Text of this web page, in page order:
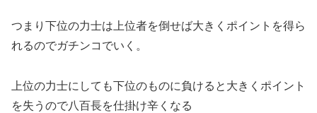
つまり下位の力士は上位者を倒せば大きくポイントを得ら
れるのでガチンコでいく。
上位の力士にしても下位のものに負けると大きくポイント
を失うので八百長を仕掛け辛くなる